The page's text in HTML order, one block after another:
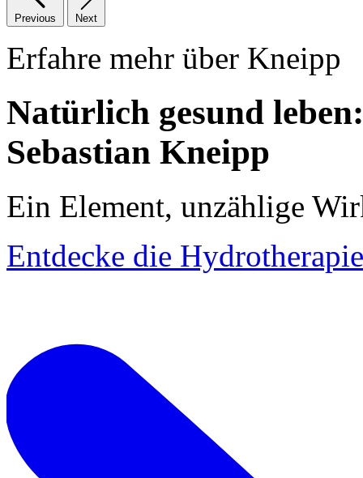
Previous Next
Erfahre mehr über Kneipp
Natürlich gesund
Sebastian Kneipp
Ein Element, unzählige
Entdecke die